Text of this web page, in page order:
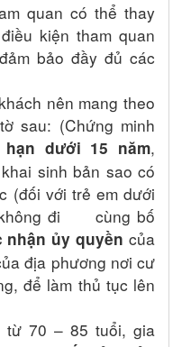
quan có thể thay
kiện tham quan
bảo đầy đủ các
nên mang theo
sau: (Chứng minh
hạn dưới 15 năm,
sinh bản sao có
(đối với trẻ em dưới
không đi cùng bố
nhận ủy quyền của
địa phương nơi cư
để làm thủ tục lên
từ 70 – 85 tuổi, gia